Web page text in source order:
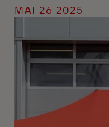
MAI 26 2025